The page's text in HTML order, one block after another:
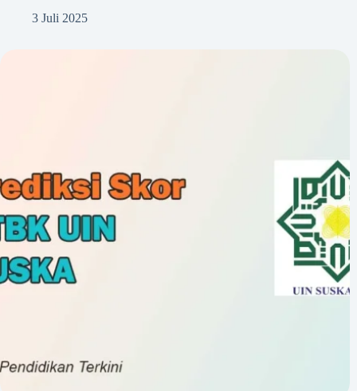
3 Juli 2025